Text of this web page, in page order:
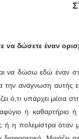
να δώσετε έναν
να δώσω εδώ έναν
την ανάγνωση αυτής
ό,τι υπάρχει μέσα
ή
η πολεμίστρα όταν